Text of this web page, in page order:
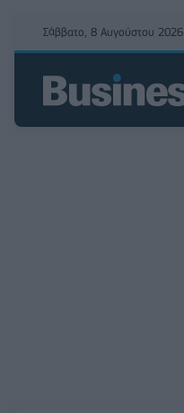
Σάββατο, 8 Αυγούστου 2026